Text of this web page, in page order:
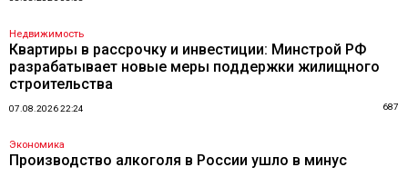
Недвижимость
Квартиры в рассрочку и инвестиции: Минстрой РФ
разрабатывает новые меры поддержки жилищного
строительства
07.08.2026 22:24 687
Экономика
Производство алкоголя в России ушло в минус